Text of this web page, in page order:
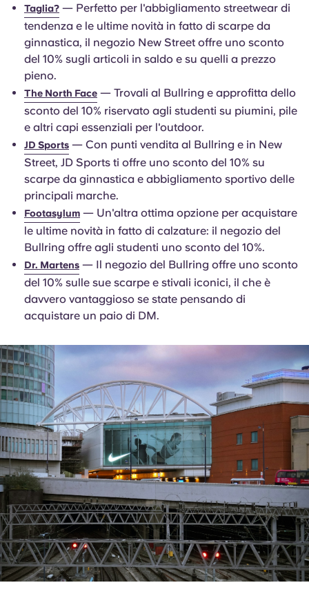
Taglia? — Perfetto per l'abbigliamento streetwear di
tendenza e le ultime novità in fatto di scarpe da
ginnastica, il negozio New Street offre uno sconto
del 10% sugli articoli in saldo e su quelli a prezzo
pieno.
The North Face — Trovali al Bullring e approfitta dello
sconto del 10% riservato agli studenti su piumini, pile
e altri capi essenziali per l'outdoor.
JD Sports — Con punti vendita al Bullring e in New
Street, JD Sports ti offre uno sconto del 10% su
scarpe da ginnastica e abbigliamento sportivo delle
principali marche.
Footasylum — Un'altra ottima opzione per acquistare
le ultime novità in fatto di calzature: il negozio del
Bullring offre agli studenti uno sconto del 10%.
Dr. Martens — Il negozio del Bullring offre uno sconto
del 10% sulle sue scarpe e stivali iconici, il che è
davvero vantaggioso se state pensando di
acquistare un paio di DM.